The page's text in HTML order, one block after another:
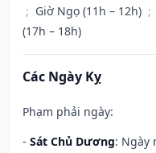
; Giờ Ngọ (11h – 12h) ;
(17h – 18h)
Các Ngày Kỵ
Phạm phải ngày:
- Sát Chủ Dương: Ngày